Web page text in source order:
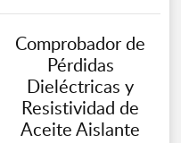
Comprobador de
Pérdidas
Dieléctricas y
Resistividad de
Aceite Aislante